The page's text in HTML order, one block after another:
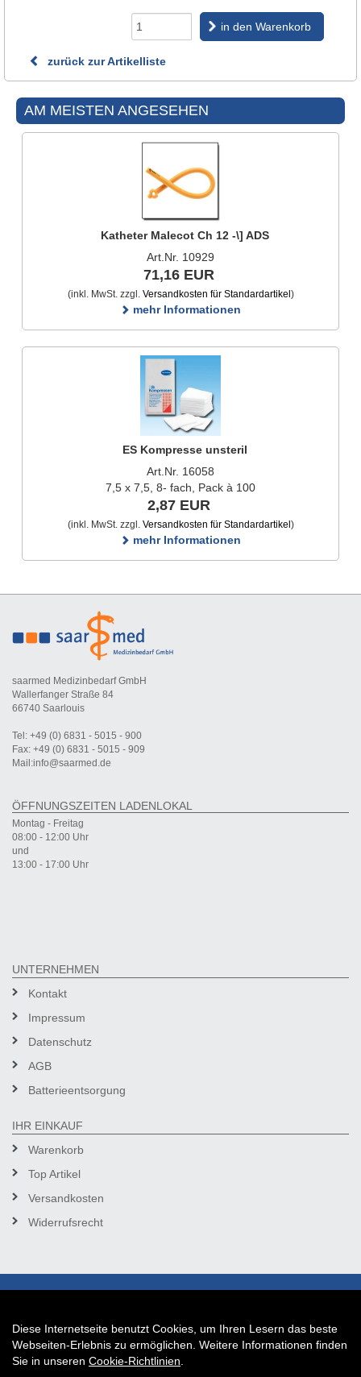
in den Warenkorb
zurück zur Artikelliste
AM MEISTEN ANGESEHEN
Katheter Malecot Ch 12 -\] ADS
Art.Nr. 10929
71,16 EUR
(inkl. MwSt. zzgl. Versandkosten für Standardartikel)
mehr Informationen
ES Kompresse unsteril
Art.Nr. 16058
7,5 x 7,5, 8- fach, Pack à 100
2,87 EUR
(inkl. MwSt. zzgl. Versandkosten für Standardartikel)
mehr Informationen
saarmed Medizinbedarf GmbH
Wallerfanger Straße 84
66740 Saarlouis
Tel: +49 (0) 6831 - 5015 - 900
Fax: +49 (0) 6831 - 5015 - 909
Mail:info@saarmed.de
ÖFFNUNGSZEITEN LADENLOKAL
Montag - Freitag
08:00 - 12:00 Uhr
und
13:00 - 17:00 Uhr
UNTERNEHMEN
Kontakt
Impressum
Datenschutz
AGB
Batterieentsorgung
IHR EINKAUF
Warenkorb
Top Artikel
Versandkosten
Widerrufsrecht
Diese Internetseite benutzt Cookies, um Ihren Lesern das beste
Webseiten-Erlebnis zu ermöglichen. Weitere Informationen finden
Sie in unseren Cookie-Richtlinien
Auftrag widerrufen